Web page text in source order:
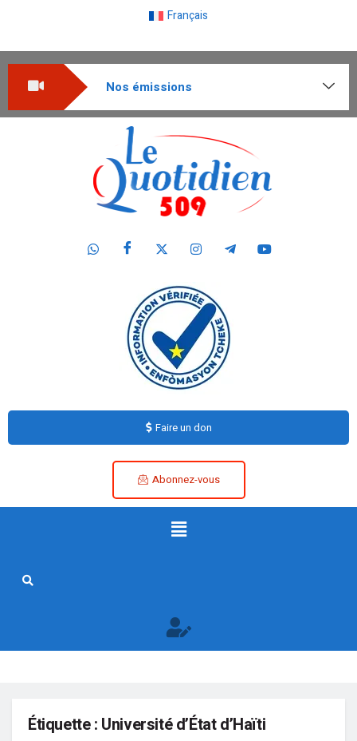
Français
Nos émissions
Faire un don
Abonnez-vous
Étiquette : Université d’État d’Haïti